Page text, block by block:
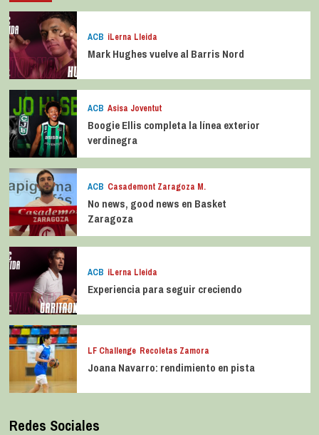
ACB iLerna Lleida
Mark Hughes vuelve al Barris Nord
ACB Asisa Joventut
Boogie Ellis completa la línea exterior
verdinegra
ACB Casademont Zaragoza M.
No news, good news en Basket
Zaragoza
ACB iLerna Lleida
Experiencia para seguir creciendo
LF Challenge Recoletas Zamora
Joana Navarro: rendimiento en pista
Redes Sociales